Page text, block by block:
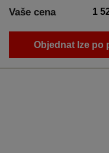
Vaše cena 1
Objednat lze po